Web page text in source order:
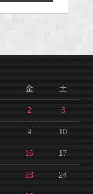
金 土
2 3
9 10
16 17
23 24